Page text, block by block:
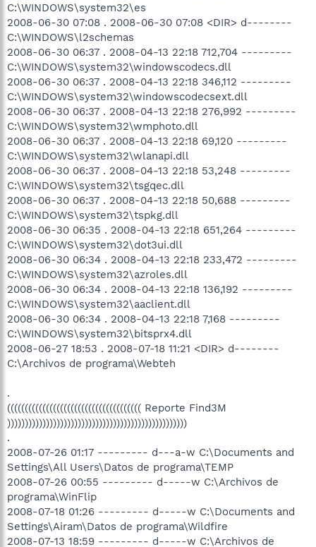
C:\WINDOWS\system32\es
2008-06-30 07:08 . 2008-06-30 07:08 <DIR> d--------
C:\WINDOWS\l2schemas
2008-06-30 06:37 . 2008-04-13 22:18 712,704 ---------
C:\WINDOWS\system32\windowscodecs.dll
2008-06-30 06:37 . 2008-04-13 22:18 346,112 ---------
C:\WINDOWS\system32\windowscodecsext.dll
2008-06-30 06:37 . 2008-04-13 22:18 276,992 ---------
C:\WINDOWS\system32\wmphoto.dll
2008-06-30 06:37 . 2008-04-13 22:18 69,120 ---------
C:\WINDOWS\system32\wlanapi.dll
2008-06-30 06:37 . 2008-04-13 22:18 53,248 ---------
C:\WINDOWS\system32\tsgqec.dll
2008-06-30 06:37 . 2008-04-13 22:18 50,688 ---------
C:\WINDOWS\system32\tspkg.dll
2008-06-30 06:35 . 2008-04-13 22:18 651,264 ---------
C:\WINDOWS\system32\dot3ui.dll
2008-06-30 06:34 . 2008-04-13 22:18 233,472 ---------
C:\WINDOWS\system32\azroles.dll
2008-06-30 06:34 . 2008-04-13 22:18 136,192 ---------
C:\WINDOWS\system32\aaclient.dll
2008-06-30 06:34 . 2008-04-13 22:18 7,168 ---------
C:\WINDOWS\system32\bitsprx4.dll
2008-06-27 18:53 . 2008-07-18 11:21 <DIR> d--------
C:\Archivos de programa\Webteh
.
(((((((((((((((((((((((((((((((((((((( Reporte Find3M
)))))))))))))))))))))))))))))))))))))))))))))))))))
.
2008-07-26 01:17 --------- d---a-w C:\Documents and
Settings\All Users\Datos de programa\TEMP
2008-07-26 00:55 --------- d-----w C:\Archivos de
programa\WinFlip
2008-07-18 01:26 --------- d-----w C:\Documents and
Settings\Airam\Datos de programa\Wildfire
2008-07-13 18:59 --------- d-----w C:\Archivos de